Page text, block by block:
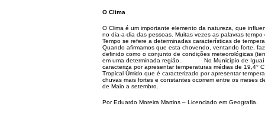
O Clima
O Clima é um importante elemento da natureza, que
no dia-a-dia das pessoas. Muitas vezes as palavras
Tempo se refere a determinadas características de
Quando afirmamos que esta chovendo, ventando forte,
definido como o conjunto de condições meteorológicas
em uma determinada região. No Município de Iguaí
caracteriza por apresentar temperaturas médias de 19,4°
Tropical Úmido que é caracterizado por apresentar
chuvas mais fortes e constantes ocorrem entre os meses
de Maio a setembro.
Por Eduardo Moreira Martins – Licenciado em Geografia.